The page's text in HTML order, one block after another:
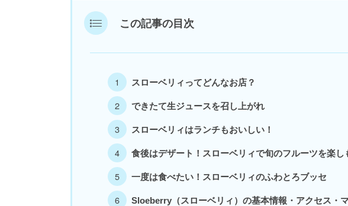
この記事の目次
スローベリィってどんなお店？
できたて生ジュースを召し上がれ
スローベリィはランチもおいしい！
食後はデザート！スローベリィで旬のフルーツを楽し
一度は食べたい！スローベリィのふわとろブッセ
Sloeberry（スローベリィ）の基本情報・アクセス・